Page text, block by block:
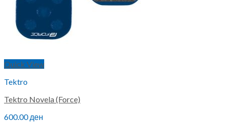
Quick View
Tektro
Tektro Novela (Force)
600.00ден